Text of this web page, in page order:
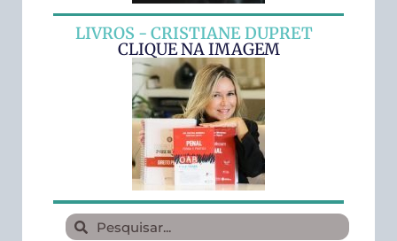
LIVROS - CRISTIANE DUPRET
CLIQUE NA IMAGEM